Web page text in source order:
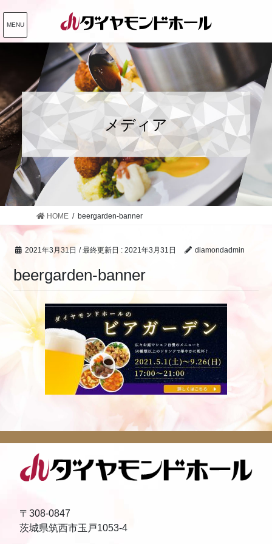
ン
テ
移
動
ビ
ゲ
ン
に
移
動
メディア
HOME beergarden-banner
2021年3月31日 / 最終更新日 :2021年3月31日 diamondadmin
beergarden-banner
〒308-0847
茨城県筑西市玉戸1053-4
MENU